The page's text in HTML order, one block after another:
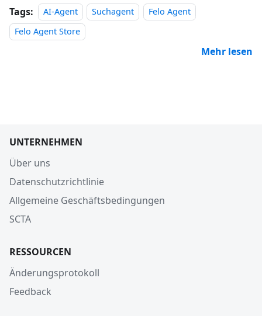
Tags: AI-Agent Suchagent
Felo Agent
Felo Agent Store
Mehr lesen
UNTERNEHMEN
Über uns
Datenschutzrichtlinie
Allgemeine Geschäftsbedingungen
SCTA
RESSOURCEN
Änderungsprotokoll
Feedback